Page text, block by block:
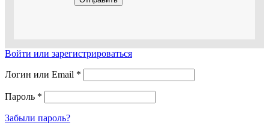
Войти или зарегистрироваться
Логин или Email *
Пароль *
Забыли пароль?